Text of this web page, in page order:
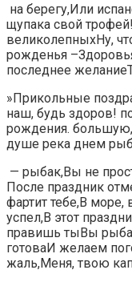
на берегу,​Или
щупака​ свой
великолепных​Ну,
рожденья
последнее
​»Прикольные
наш, будь здоров!​​
рождения.​​
душе река​ днем
— рыбак,​​Вы не
После праздник
фартит тебе,​​В море,
успел,​В этот
правишь ты​​Вы
готова​И желаем
жаль,​​Меня, твою